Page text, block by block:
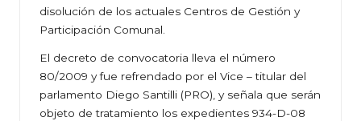
disolución de los actuales Centros de Gestión y
Participación Comunal.
El decreto de convocatoria lleva el número
80/2009 y fue refrendado por el Vice – titular del
parlamento Diego Santilli (PRO), y señala que serán
objeto de tratamiento los expedientes 934-D-08